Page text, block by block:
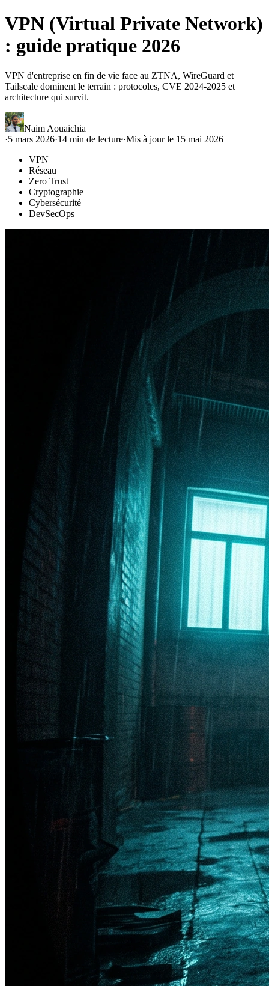
VPN (Virtual Private Network)
: guide pratique 2026
VPN d'entreprise en fin de vie face au ZTNA, WireGuard et
Tailscale dominent le terrain : protocoles, CVE 2024-2025 et
architecture qui survit.
Naim Aouaichia
·5 mars 2026·14 min de lecture·Mis à jour le 15 mai 2026
VPN
Réseau
Zero Trust
Cryptographie
Cybersécurité
DevSecOps